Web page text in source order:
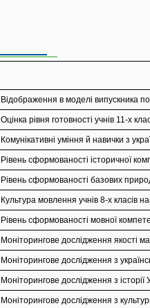
Відображення в моделі випускника
Оцінка рівня готовності учнів 11-х
Комунікативні уміння й навички з
Рівень сформованості історичної
Рівень сформованості базових
Культура мовлення учнів 8-х класів
Рівень сформованості мовної
Моніторингове дослідження якості
Моніторингове дослідження з
Моніторингове дослідження з історії
Моніторингове дослідження з